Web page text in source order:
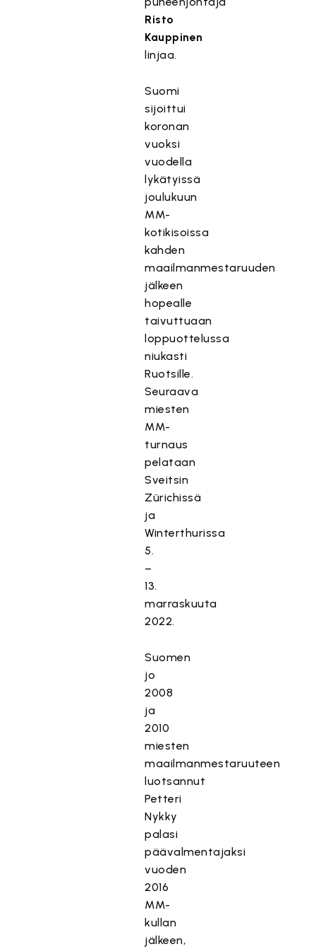
Risto
Kauppinen
linjaa.
Suomi
sijoittui
koronan
vuoksi
vuodella
lykätyissä
joulukuun
MM-
kotikisoissa
kahden
maailmanmestaruuden
jälkeen
hopealle
taivuttuaan
loppuottelussa
niukasti
Ruotsille.
Seuraava
miesten
MM-
turnaus
pelataan
Sveitsin
Zürichissä
ja
Winterthurissa
5.
–
13.
marraskuuta
2022.
Suomen
jo
2008
ja
2010
miesten
maailmanmestaruuteen
luotsannut
Petteri
Nykky
palasi
päävalmentajaksi
vuoden
2016
MM-
kullan
jälkeen,